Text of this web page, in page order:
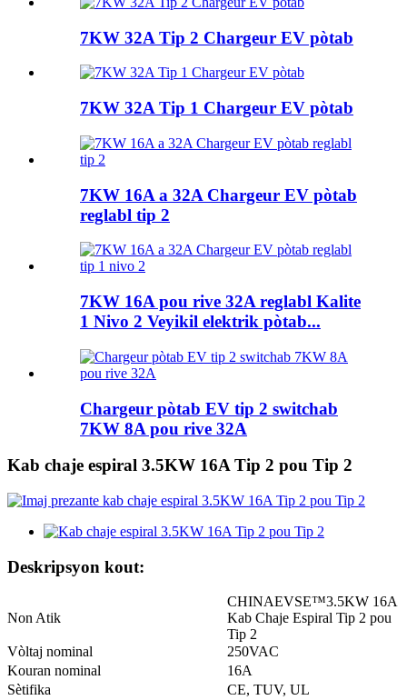
7KW 32A Tip 2 Chargeur EV pòtab
7KW 32A Tip 1 Chargeur EV pòtab
7KW 16A a 32A Chargeur EV pòtab
reglabl tip 2
7KW 16A pou rive 32A reglabl Kalite
1 Nivo 2 Veyikil elektrik pòtab...
Chargeur pòtab EV tip 2 switchab
7KW 8A pou rive 32A
Kab chaje espiral 3.5KW 16A Tip 2 pou Tip 2
Deskripsyon kout:
Non Atik
CHINAEVSE™️3.5KW 16A
Kab Chaje Espiral Tip 2 pou
Tip 2
Vòltaj nominal
250VAC
Kouran nominal
16A
Sètifika
CE, TUV, UL